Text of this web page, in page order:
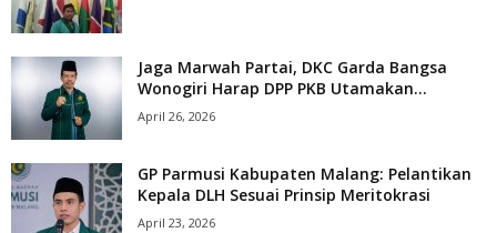
Jaga Marwah Partai, DKC Garda Bangsa
Wonogiri Harap DPP PKB Utamakan...
April 26, 2026
GP Parmusi Kabupaten Malang: Pelantikan
Kepala DLH Sesuai Prinsip Meritokrasi
April 23, 2026